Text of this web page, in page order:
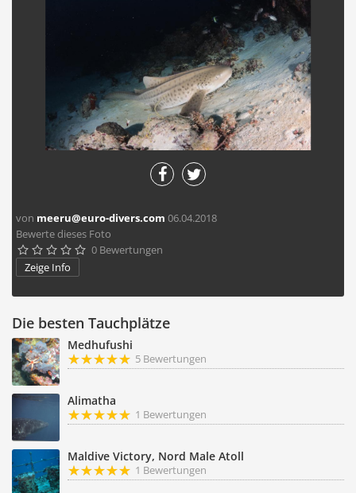
von meeru@euro-divers.com 06.04.2018
Bewerte dieses Foto
     0 Bewertungen
Zeige Info
Die besten Tauchplätze
Medhufushi
5 Bewertungen
Alimatha
1 Bewertungen
Maldive Victory, Nord Male Atoll
1 Bewertungen